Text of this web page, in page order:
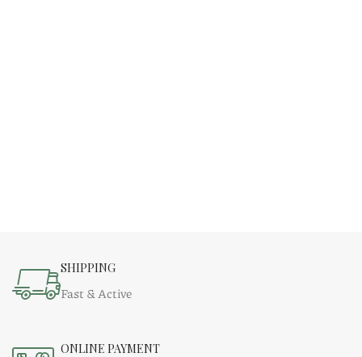
SHIPPING
Fast & Active
ONLINE PAYMENT